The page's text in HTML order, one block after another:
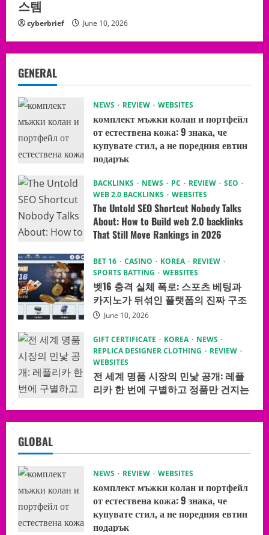
스템
cyberbrief June 10, 2026
GENERAL
NEWS REVIEW WEBSITES
комплект мъжки колан и портфейл
от естествена кожа: 9 знака, че
купувате стил, а не поредния евтин
подарък
BACKLINKS
NEWS PC REVIEW
SEO
WEB 2.0 BACKLINKS
WEBSITES
The Untold SEO Shortcut Nobody Talks
About: How to Build web 2.0 backlinks
That Still Move Rankings in 2026
BET 16
CASINO KOREA
REVIEW
SPORTS BATTING
WEBSITES
벳16 충격 실체 폭로: 스포츠 베팅과
카지노가 뒤섞인 플랫폼의 진짜 구조
June 10, 2026
GIFT CERTIFICATE KOREA
NEWS
REPLICA DESIGNER CLOTHING
REVIEW
WEBSITES
전 세계 명품 시장의 민낯 공개: 레플
리카 한 번에 구별하고 정품만 건지는
GLOBAL
NEWS REVIEW WEBSITES
комплект мъжки колан и портфейл
от естествена кожа: 9 знака, че
купувате стил, а не поредния евтин
подарък